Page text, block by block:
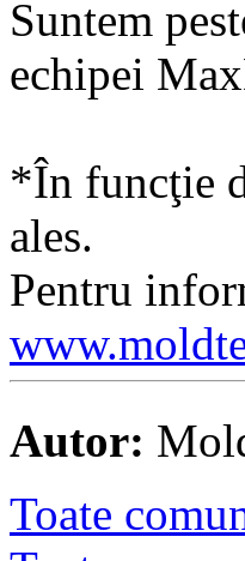
Suntem
echipei
*În funcţie
ales.
Pentru
Autor:
Toate